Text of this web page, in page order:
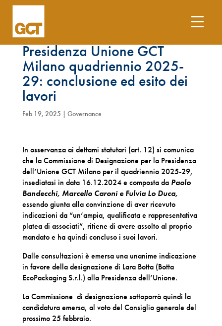
Commissione di designazione
Presidenza Unione GCT
Milano quadriennio 2025-
29: conclusione ed esito dei
lavori
Feb 19, 2025 | Governance
In osservanza ai dettami statutari (art. 12) si comunica
che la Commissione di Designazione per la Presidenza
dell’Unione GCT Milano per il quadriennio 2025-29,
insediatasi in data 16.12.2024 e composta da Paolo
Bandecchi, Marcello Caroni e Fulvia Lo Duca,
essendo giunta alla convinzione di aver ricevuto
indicazioni da “un’ampia, qualificata e rappresentativa
platea di associati”, ritiene di avere assolto al proprio
mandato e ha quindi concluso i suoi lavori.
Dalle consultazioni è emersa una unanime indicazione
in favore della designazione di Lara Botta (Botta
EcoPackaging S.r.l.) alla Presidenza dell’Unione.
La Commissione di designazione sottoporrà quindi la
candidatura emersa, al voto del Consiglio generale del
prossimo 25 febbraio.